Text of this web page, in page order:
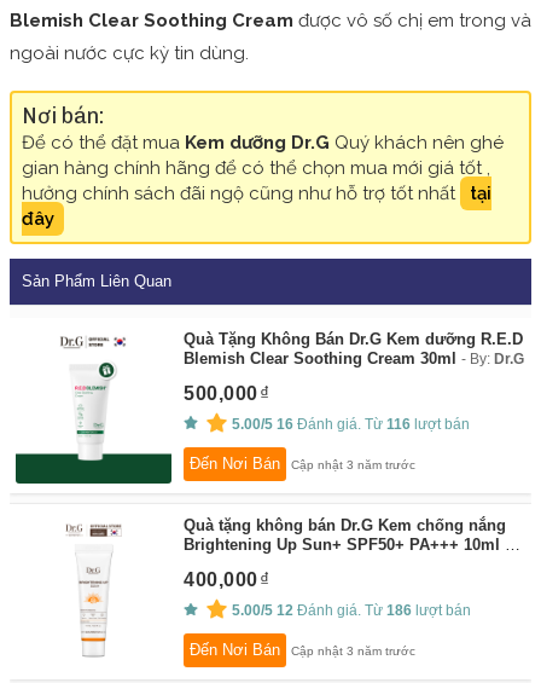
Blemish Clear Soothing Cream được vô số chị em trong và
ngoài nước cực kỳ tin dùng.
Nơi bán:
Để có thể đặt mua Kem dưỡng Dr.G Quý khách nên ghé
gian hàng chính hãng để có thể chọn mua mới giá tốt ,
hưởng chính sách đãi ngộ cũng như hỗ trợ tốt nhất
tại
đây
Sản Phẩm Liên Quan
Quà Tặng Không Bán Dr.G Kem dưỡng R.E.D
Blemish Clear Soothing Cream 30ml
By: Dr.G
500,000
5.00/5 16 Đánh giá. Từ116 lượt bán
Đến Nơi Bán Cập nhật 3 năm trước
Quà tặng không bán Dr.G Kem chống nắng
Brightening Up Sun+ SPF50+ PA+++ 10ml
400,000
5.00/5 12 Đánh giá. Từ186 lượt bán
Đến Nơi Bán Cập nhật 3 năm trước